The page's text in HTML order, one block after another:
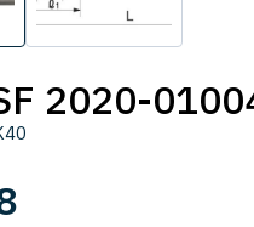
2020-